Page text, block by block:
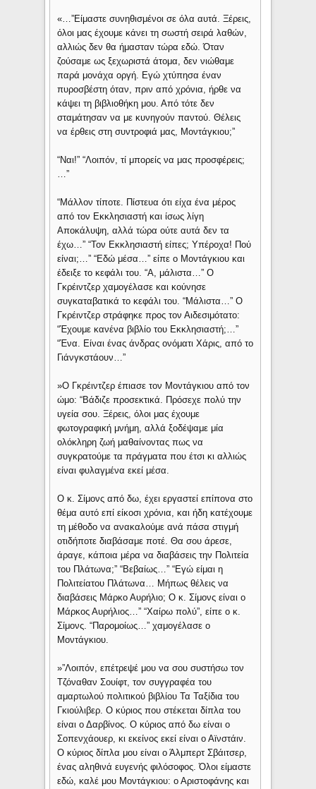
«…”Είμαστε συνηθισμένοι σε όλα αυτά. Ξέρεις,
όλοι μας έχουμε κάνει τη σωστή σειρά λαθών,
αλλιώς δεν θα ήμασταν τώρα εδώ. Όταν
ζούσαμε ως ξεχωριστά άτομα, δεν νιώθαμε
παρά μονάχα οργή. Εγώ χτύπησα έναν
πυροσβέστη όταν, πριν από χρόνια, ήρθε να
κάψει τη βιβλιοθήκη μου. Από τότε δεν
σταμάτησαν να με κυνηγούν παντού. Θέλεις
να έρθεις στη συντροφιά μας, Μοντάγκιου;”
“Ναι!” “Λοιπόν, τί μπορείς να μας προσφέρεις;
…”
“Μάλλον τίποτε. Πίστευα ότι είχα ένα μέρος
από τον Εκκλησιαστή και ίσως λίγη
Αποκάλυψη, αλλά τώρα ούτε αυτά δεν τα
έχω…” “Τον Εκκλησιαστή είπες; Υπέροχα! Πού
είναι;…” “Εδώ μέσα…” είπε ο Μοντάγκιου και
έδειξε το κεφάλι του. “Α, μάλιστα…” Ο
Γκρέιντζερ χαμογέλασε και κούνησε
συγκαταβατικά το κεφάλι του. “Μάλιστα…” Ο
Γκρέιντζερ στράφηκε προς τον Αιδεσιμότατο:
“Έχουμε κανένα βιβλίο του Εκκλησιαστή;…”
“Ένα. Είναι ένας άνδρας ονόματι Χάρις, από το
Γιάνγκστάουν…”
»Ο Γκρέιντζερ έπιασε τον Μοντάγκιου από τον
ώμο: “Βάδιζε προσεκτικά. Πρόσεχε πολύ την
υγεία σου. Ξέρεις, όλοι μας έχουμε
φωτογραφική μνήμη, αλλά ξοδέψαμε μία
ολόκληρη ζωή μαθαίνοντας πως να
συγκρατούμε τα πράγματα που έτσι κι αλλιώς
είναι φυλαγμένα εκεί μέσα.
Ο κ. Σίμονς από δω, έχει εργαστεί επίπονα στο
θέμα αυτό επί είκοσι χρόνια, και ήδη κατέχουμε
τη μέθοδο να ανακαλούμε ανά πάσα στιγμή
οτιδήποτε διαβάσαμε ποτέ. Θα σου άρεσε,
άραγε, κάποια μέρα να διαβάσεις την Πολιτεία
του Πλάτωνα;” “Βεβαίως…” “Εγώ είμαι η
Πολιτείατου Πλάτωνα… Μήπως θέλεις να
διαβάσεις Μάρκο Αυρήλιο; Ο κ. Σίμονς είναι ο
Μάρκος Αυρήλιος…” “Χαίρω πολύ”, είπε ο κ.
Σίμονς. “Παρομοίως…” χαμογέλασε ο
Μοντάγκιου.
»”Λοιπόν, επέτρεψέ μου να σου συστήσω τον
Τζόναθαν Σουίφτ, τον συγγραφέα του
αμαρτωλού πολιτικού βιβλίου Τα Ταξίδια του
Γκιούλιβερ. Ο κύριος που στέκεται δίπλα του
είναι ο Δαρβίνος. Ο κύριος από δω είναι ο
Σοπενχάουερ, κι εκείνος εκεί είναι ο Αϊνστάιν.
Ο κύριος δίπλα μου είναι ο Άλμπερτ Σβάιτσερ,
ένας αληθινά ευγενής φιλόσοφος. Όλοι είμαστε
εδώ, καλέ μου Μοντάγκιου: ο Αριστοφάνης και